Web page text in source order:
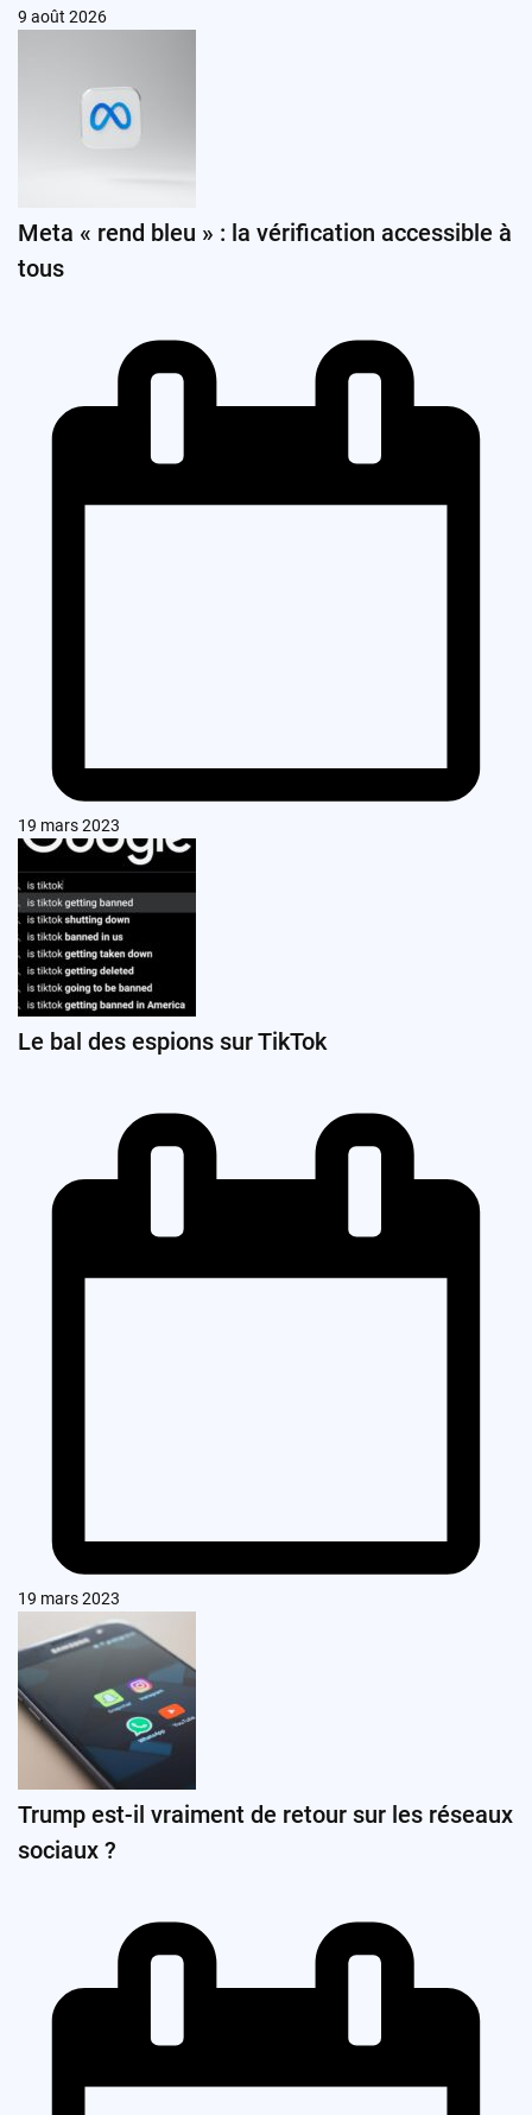
9 août 2026
Meta « rend bleu » : la vérification accessible à
tous
19 mars 2023
Le bal des espions sur TikTok
19 mars 2023
Trump est-il vraiment de retour sur les réseaux
sociaux ?